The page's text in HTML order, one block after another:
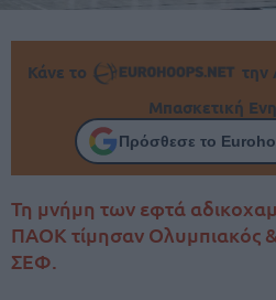
Κάνε το
την
Μπασκετική
Πρόσθεσε το
Τη μνήμη των εφτά
ΠΑΟΚ τίμησαν Ολυμπιακός
ΣΕΦ.